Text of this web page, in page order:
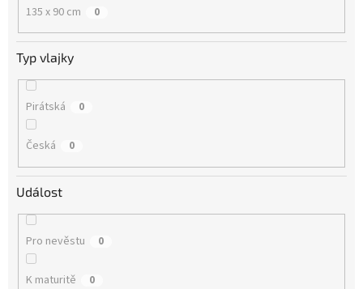
135 x 90 cm 0
Typ vlajky
Pirátská 0
Česká 0
Událost
Pro nevěstu 0
K maturitě 0